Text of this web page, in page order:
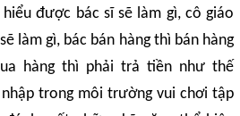
được bác sĩ sẽ làm gì, cô giáo
làm gì, bác bán hàng thì bán hàng
hàng thì phải trả tiền như thế
trong môi trường vui chơi tập